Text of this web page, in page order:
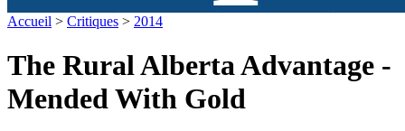
Accueil > Critiques > 2014
The Rural Alberta Advantage -
Mended With Gold